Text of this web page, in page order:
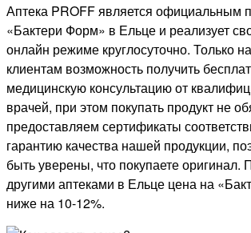
Аптека PROFF является официальным
«Бактери Форм» в Ельце и реализует
онлайн режиме круглосуточно. Только
клиентам возможность получить
медицинскую консультацию от
врачей, при этом покупать продукт не
предоставляем сертификаты
гарантию качества нашей продукции,
быть уверены, что покупаете оригинал.
другими аптеками в Ельце цена на
ниже на 10-12%.